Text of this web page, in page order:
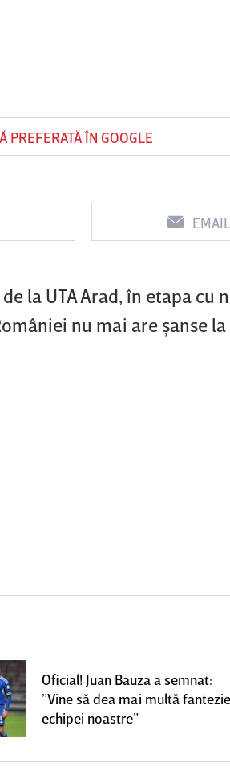
PREFERATĂ ÎN GOOGLE
EMAIL
la UTA Arad, în etapa cu
nu mai are şanse la
Oficial! Juan Bauza a semnat:
”Vine să dea mai multă fantezie
echipei noastre”
Farul
Constanţa